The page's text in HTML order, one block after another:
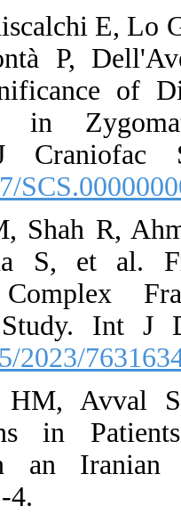
4. Nastro
R,
Clinical
Fractures. J
[DOI:10.1097/
5. Shabbir M,
Nazal
Zygomatic
Descriptive
[DOI:10.1155/
6. Hashemi
Fractures in
2020;17(9):1-4.